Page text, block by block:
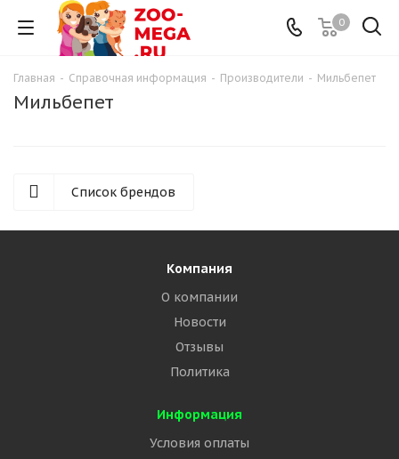
0
Главная - Справочная информация - Производители - Мильбепет
Мильбепет
Список брендов
Компания
О компании
Новости
Отзывы
Политика
Информация
Условия оплаты